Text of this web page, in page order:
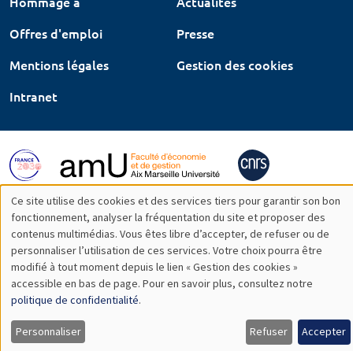
Offres d'emploi
Presse
Mentions légales
Gestion des cookies
Intranet
Utilisation
des
données
personnelles
et
Ce site utilise des cookies et des services tiers pour garantir son bon
fonctionnement, analyser la fréquentation du site et proposer des
contenus multimédias. Vous êtes libre d’accepter, de refuser ou de
personnaliser l’utilisation de ces services. Votre choix pourra être
modifié à tout moment depuis le lien « Gestion des cookies »
accessible en bas de page. Pour en savoir plus, consultez notre
politique de confidentialité.
Personnaliser Refuser Accepter